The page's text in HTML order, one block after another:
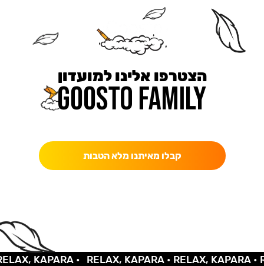
הצטרפו אלינו למועדון
קבלו מאיתנו מלא הטבות
KAPARA • RELAX, KAPARA •RELAX, KAPARA •